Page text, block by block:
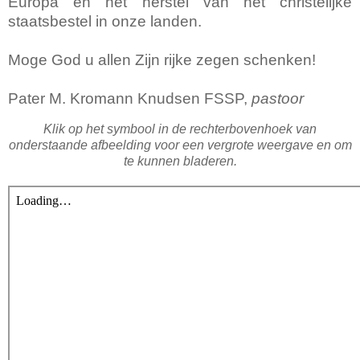
staatsbestel in onze landen.
Moge God u allen Zijn rijke zegen schenken!
Pater M. Kromann Knudsen FSSP, pastoor
Klik op het symbool in de rechterbovenhoek van
onderstaande afbeelding voor een vergrote weergave en om
te kunnen bladeren.